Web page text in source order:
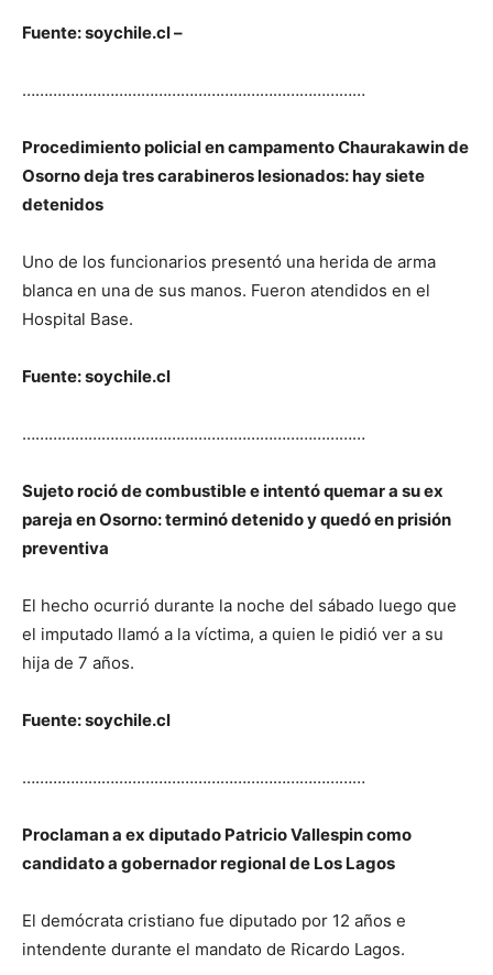
Fuente: soychile.cl –
……………………………………………………………………
Procedimiento policial en campamento Chaurakawin de
Osorno deja tres carabineros lesionados: hay siete
detenidos
Uno de los funcionarios presentó una herida de arma
blanca en una de sus manos. Fueron atendidos en el
Hospital Base.
Fuente: soychile.cl
……………………………………………………………………
Sujeto roció de combustible e intentó quemar a su ex
pareja en Osorno: terminó detenido y quedó en prisión
preventiva
El hecho ocurrió durante la noche del sábado luego que
el imputado llamó a la víctima, a quien le pidió ver a su
hija de 7 años.
Fuente: soychile.cl
……………………………………………………………………
Proclaman a ex diputado Patricio Vallespin como
candidato a gobernador regional de Los Lagos
El demócrata cristiano fue diputado por 12 años e
intendente durante el mandato de Ricardo Lagos.